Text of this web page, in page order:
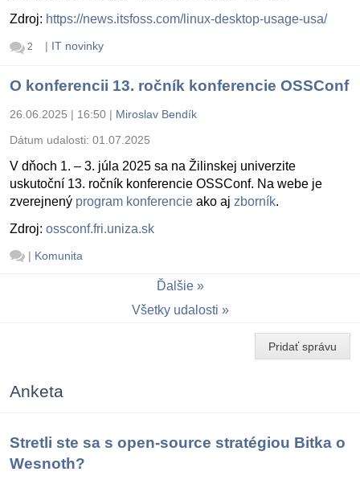
Zdroj: https://news.itsfoss.com/linux-desktop-usage-usa/
2 | IT novinky
O konferencii 13. ročník konferencie OSSConf
26.06.2025 | 16:50 | Miroslav Bendík
Dátum udalosti: 01.07.2025
V dňoch 1. – 3. júla 2025 sa na Žilinskej univerzite
uskutoční 13. ročník konferencie OSSConf. Na webe je
zverejnený program konferencie ako aj zborník.
Zdroj: ossconf.fri.uniza.sk
| Komunita
Ďalšie
Všetky udalosti
Pridať správu
Anketa
Stretli ste sa s open-source stratégiou Bitka o
Wesnoth?